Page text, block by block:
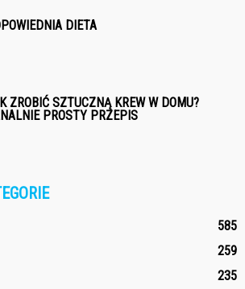
DIETA
ZROBIĆ SZTUCZNĄ KREW W DOMU?
PROSTY PRZEPIS
585
259
235